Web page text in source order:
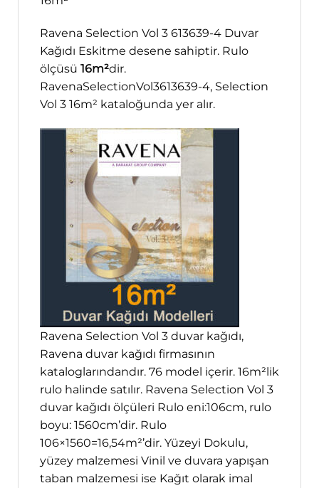
Ravena Selection Vol 3 613639-4 Duvar
Kağıdı Eskitme desene sahiptir. Rulo
ölçüsü 16m²dir.
RavenaSelectionVol3613639-4, Selection
Vol 3 16m² kataloğunda yer alır.
Ravena Selection Vol 3 duvar kağıdı,
Ravena duvar kağıdı firmasının
kataloglarındandır. 76 model içerir. 16m²lik
rulo halinde satılır. Ravena Selection Vol 3
duvar kağıdı ölçüleri Rulo eni:106cm, rulo
boyu: 1560cm’dir. Rulo
106×1560=16,54m²’dir. Yüzeyi Dokulu,
yüzey malzemesi Vinil ve duvara yapışan
taban malzemesi ise Kağıt olarak imal